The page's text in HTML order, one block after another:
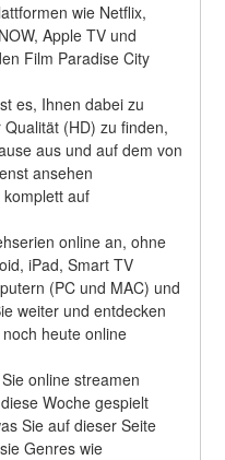
wie Netflix,
Apple TV und
Film Paradise City
es, Ihnen dabei zu
(HD) zu finden,
aus und auf dem von
ansehen
auf
online an, ohne
iPad, Smart TV
(PC und MAC) und
weiter und entdecken
heute online
online streamen
Woche gespielt
Sie auf dieser Seite
Genres wie